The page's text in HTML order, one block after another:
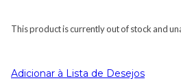
This product is currently out of stock and
Adicionar à Lista de Desejos